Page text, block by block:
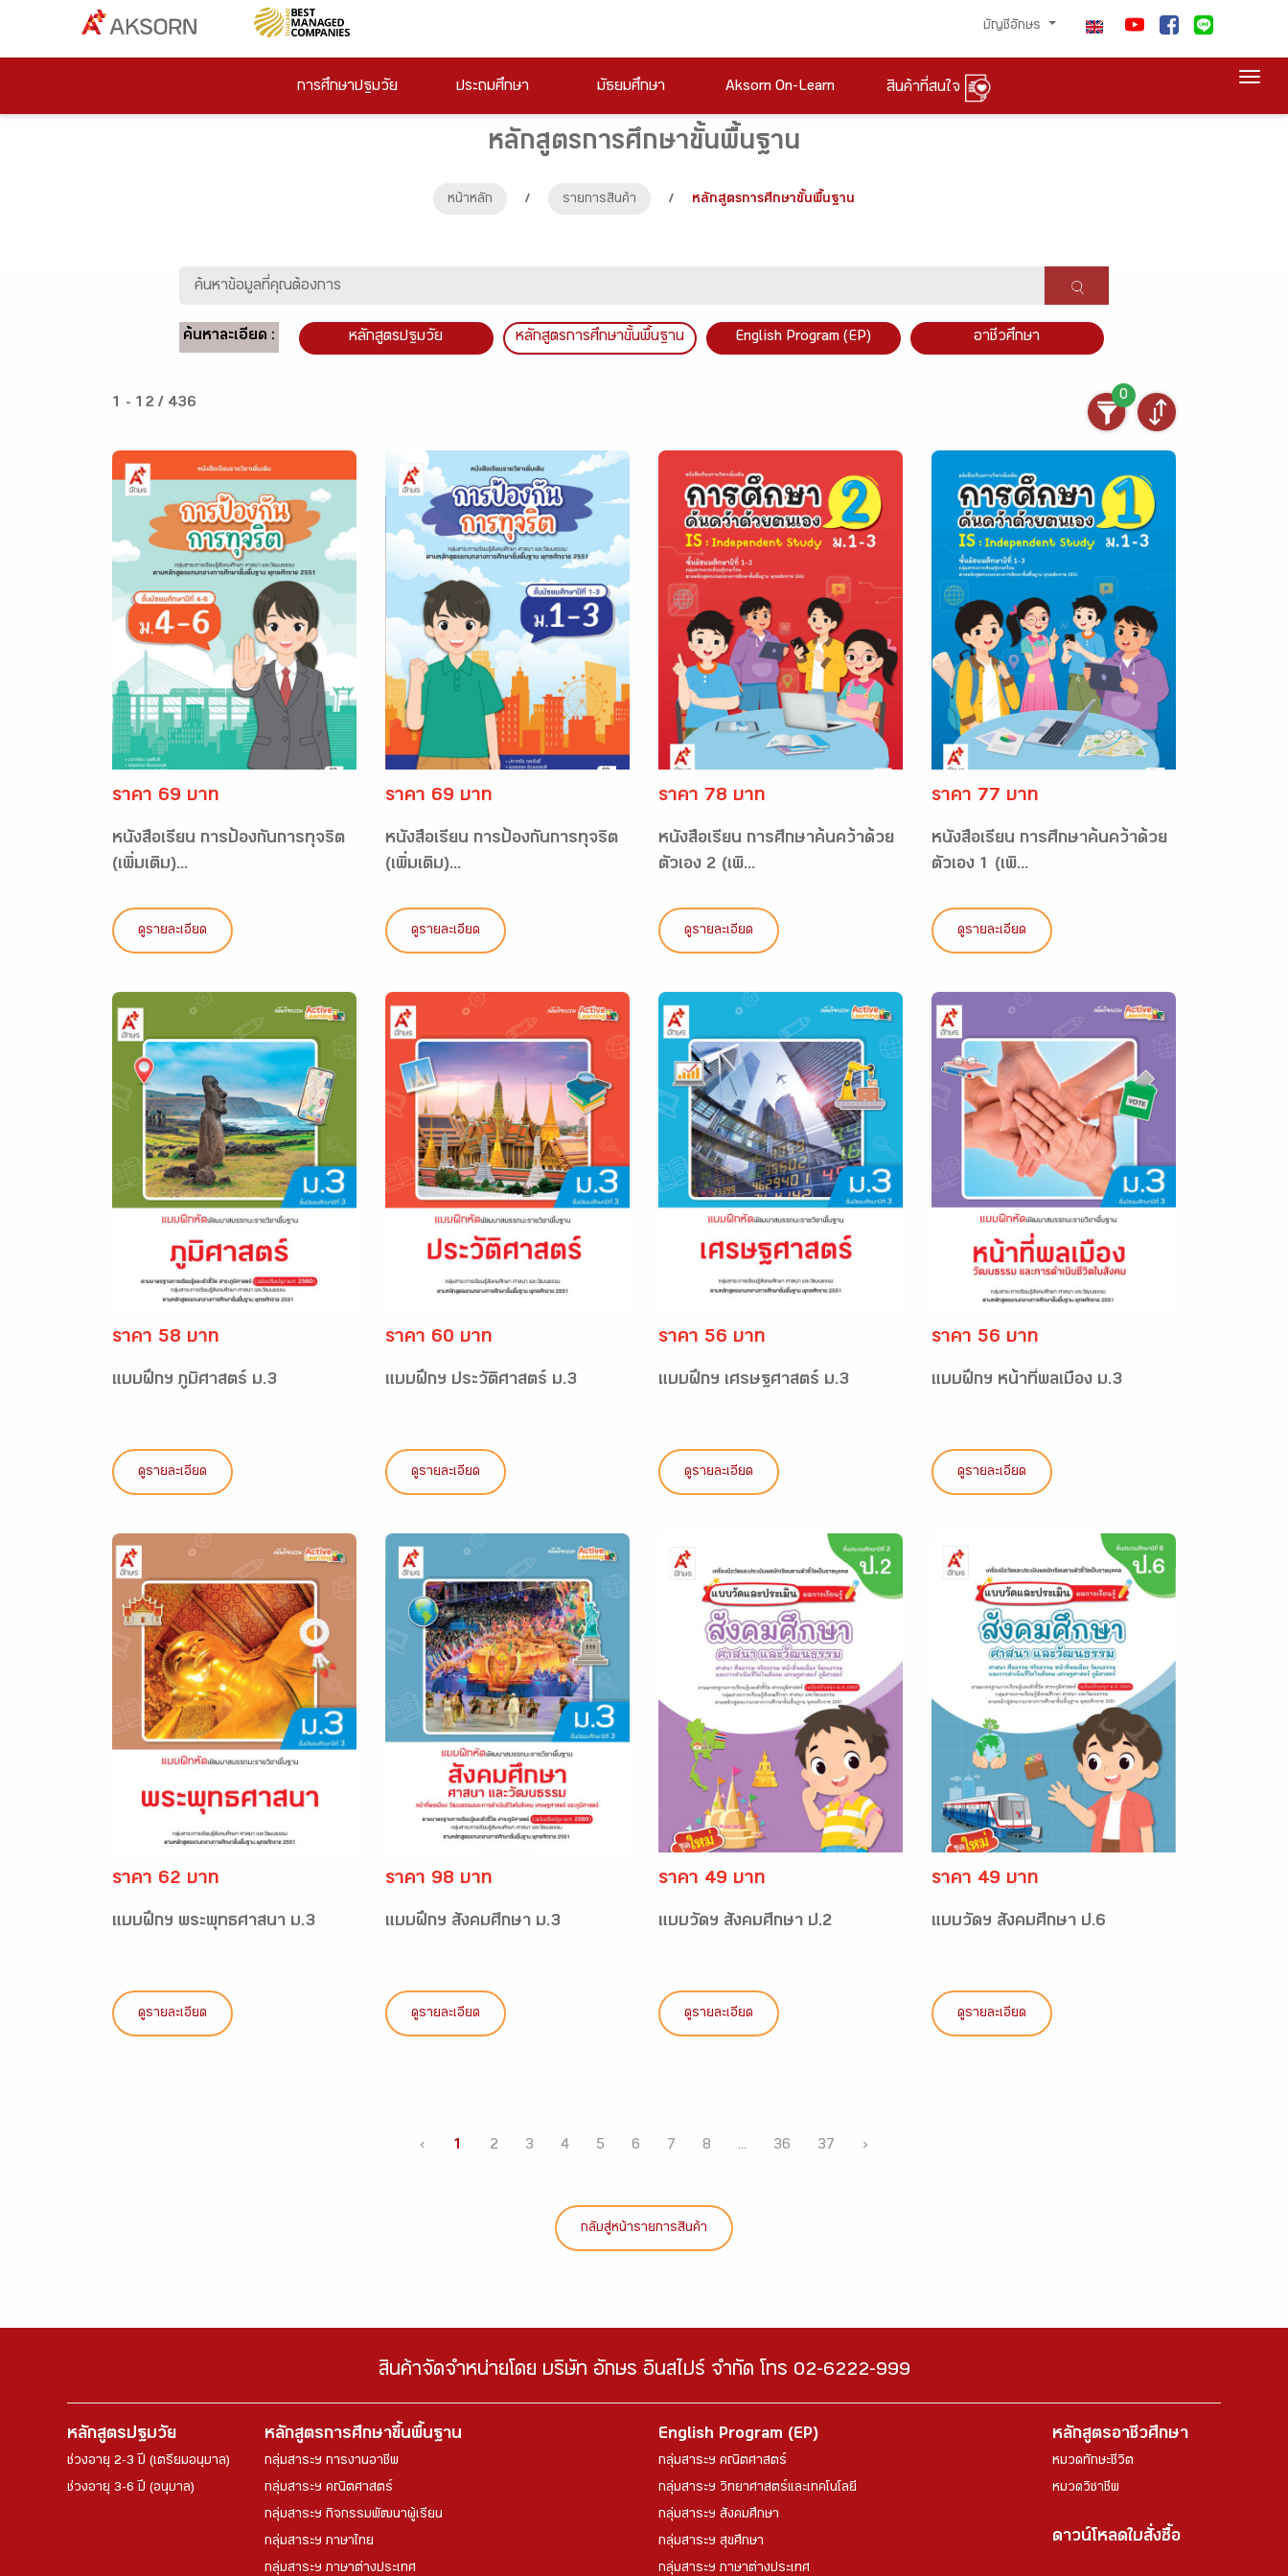
บัญชีอักษร
การศึกษาปฐมวัย ประถมศึกษา มัธยมศึกษา Aksorn On-Learn สินค้าที่สนใจ
หลักสูตรการศึกษาขั้นพื้นฐาน
หน้าหลัก / รายการสินค้า / หลักสูตรการศึกษาขั้นพื้นฐาน
ค้นหาละเอียด : หลักสูตรปฐมวัย หลักสูตรการศึกษาขั้นพื้นฐาน English Program (EP) อาชีวศึกษา
1 - 12 / 436
0
ราคา 69 บาท
หนังสือเรียน การป้องกันการทุจริต
(เพิ่มเติม)...
ดูรายละเอียด
ราคา 69 บาท
หนังสือเรียน การป้องกันการทุจริต
(เพิ่มเติม)...
ดูรายละเอียด
ราคา 78 บาท
หนังสือเรียน การศึกษาค้นคว้าด้วย
ตัวเอง 2 (เพิ...
ดูรายละเอียด
ราคา 77 บาท
หนังสือเรียน การศึกษาค้นคว้าด้วย
ตัวเอง 1 (เพิ...
ดูรายละเอียด
ราคา 58 บาท
แบบฝึกฯ ภูมิศาสตร์ ม.3
ดูรายละเอียด
ราคา 60 บาท
แบบฝึกฯ ประวัติศาสตร์ ม.3
ดูรายละเอียด
ราคา 56 บาท
แบบฝึกฯ เศรษฐศาสตร์ ม.3
ดูรายละเอียด
ราคา 56 บาท
แบบฝึกฯ หน้าที่พลเมือง ม.3
ดูรายละเอียด
ราคา 62 บาท
แบบฝึกฯ พระพุทธศาสนา ม.3
ดูรายละเอียด
ราคา 98 บาท
แบบฝึกฯ สังคมศึกษา ม.3
ดูรายละเอียด
ราคา 49 บาท
แบบวัดฯ สังคมศึกษา ป.2
ดูรายละเอียด
ราคา 49 บาท
แบบวัดฯ สังคมศึกษา ป.6
ดูรายละเอียด
‹ 1 2 3 4 5 6 7 8 ... 36 37 ›
กลับสู่หน้ารายการสินค้า
สินค้าจัดจำหน่ายโดย บริษัท อักษร อินสไปร์ จำกัด โทร 02-6222-999
หลักสูตรปฐมวัย
ช่วงอายุ 2-3 ปี (เตรียมอนุบาล)
ช่วงอายุ 3-6 ปี (อนุบาล)
หลักสูตรการศึกษาขึ้นพื้นฐาน
กลุ่มสาระฯ การงานอาชีพ
กลุ่มสาระฯ คณิตศาสตร์
กลุ่มสาระฯ กิจกรรมพัฒนาผู้เรียน
กลุ่มสาระฯ ภาษาไทย
กลุ่มสาระฯ ภาษาต่างประเทศ
English Program (EP)
กลุ่มสาระฯ คณิตศาสตร์
กลุ่มสาระฯ วิทยาศาสตร์และเทคโนโลยี
กลุ่มสาระฯ สังคมศึกษา
กลุ่มสาระฯ สุขศึกษา
กลุ่มสาระฯ ภาษาต่างประเทศ
หลักสูตรอาชีวศึกษา
หมวดทักษะชีวิต
หมวดวิชาชีพ
ดาวน์โหลดใบสั่งซื้อ